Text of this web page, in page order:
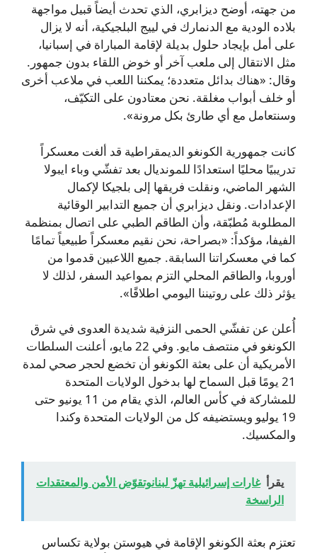
من جهته، أوضح ديزابري، الذي تحدث أيضاً قبيل مواجهة
بلاده الودية مع الدنمارك في لييج البلجيكية، أنه لا يزال
على أمل بإيجاد حلول بديلة لإقامة المباراة في إسبانيا،
مثل الانتقال إلى ملعب آخر أو خوض اللقاء بدون جمهور.
وقال: «هناك بدائل متعددة؛ يمكننا اللعب في ملاعب أخرى
أو خلف أبواب مغلقة. نحن معتادون على التكيّف،
وسنتعامل مع أي طارئ بكل مرونة».
كانت جمهورية الكونغو الديمقراطية قد ألغت معسكراً
تدريبيًا محليًا استعدادًا للمونديال بعد تفشّي وباء ايبولا
الشهر الماضي، ونقلت فريقها إلى بلجيكا لإكمال
الإعدادات. ونقل ديزابري أن جميع التدابير الوقائية
المطلوبة مُطبّقة، وأن الطاقم الطبي على اتصال بمنظمة
الفيفا، مؤكداً: «بصراحة، نحن نقيم معسكراً طبيعياً تمامًا
كما في معسكراتنا السابقة. جميع اللاعبين قدموا من
أوروبا، والطاقم المحلي التزم بمواعيد السفر، لذلك لا
يؤثر ذلك على روتيننا اليومي اطلاقًا».
أُعلن عن تفشّي الحمى النزفية شديدة العدوى في شرق
الكونغو في منتصف مايو. وفي 22 مايو، أعلنت السلطات
الأمريكية أن على بعثة الكونغو أن تخضع لحجر صحي لمدة
21 يومًا قبل السماح لها بدخول الولايات المتحدة
للمشاركة في كأس العالم، الذي يقام من 11 يونيو حتى
19 يوليو ويستضيفه كل من الولايات المتحدة وكندا
والمكسيك.
يقرأ غارات إسرائيلية تهزّ لبنانوتقوّض الأمن والمعتقدات
الراسخة
تعتزم بعثة الكونغو الإقامة في هيوستن بولاية تكساس